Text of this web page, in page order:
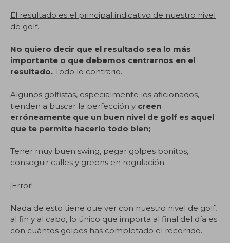
El resultado es el principal indicativo de nuestro nivel
de golf.
No quiero decir que el resultado sea lo más
importante o que debemos centrarnos en el
resultado. Todo lo contrario.
Algunos golfistas, especialmente los aficionados,
tienden a buscar la perfección y creen
erróneamente que un buen nivel de golf es aquel
que te permite hacerlo todo bien;
Tener muy buen swing, pegar golpes bonitos,
conseguir calles y greens en regulación…
¡Error!
Nada de esto tiene que ver con nuestro nivel de golf,
al fin y al cabo, lo único que importa al final del día es
con cuántos golpes has completado el recorrido.